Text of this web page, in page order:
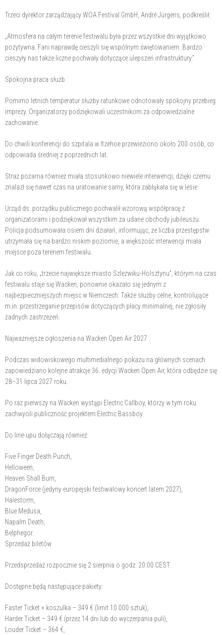
Trzeci dyrektor zarządzający WOA Festival GmbH, André Jürgens, podkreślił:
„Atmosfera na całym terenie festiwalu była przez wszystkie dni wyjątkowo
pozytywna. Fani naprawdę cieszyli się wspólnym świętowaniem. Bardzo
cieszyły nas także liczne pochwały dotyczące ulepszeń infrastruktury.”
Spokojna praca służb
Pomimo letnich temperatur służby ratunkowe odnotowały spokojny przebieg
imprezy. Organizatorzy podziękowali uczestnikom za odpowiedzialne
zachowanie.
Do chwili konferencji do szpitala w Itzehoe przewieziono około 200 osób, co
odpowiada średniej z poprzednich lat.
Straż pożarna również miała stosunkowo niewiele interwencji, dzięki czemu
znalazł się nawet czas na uratowanie sarny, która zabłąkała się w lesie.
Urząd ds. porządku publicznego pochwalił wzorową współpracę z
organizatorami i podziękował wszystkim za udane obchody jubileuszu.
Policja podsumowała osiem dni działań, informując, że liczba przestępstw
utrzymała się na bardzo niskim poziomie, a większość interwencji miała
miejsce poza terenem festiwalu.
Jak co roku, „trzecie największe miasto Szlezwiku-Holsztynu”, którym na czas
festiwalu staje się Wacken, ponownie okazało się jednym z
najbezpieczniejszych miejsc w Niemczech. Także służby celne, kontrolujące
m.in. przestrzeganie przepisów dotyczących płacy minimalnej, nie zgłosiły
żadnych zastrzeżeń.
Najważniejsze ogłoszenia na Wacken Open Air 2027
Podczas widowiskowego multimedialnego pokazu na głównych scenach
zapowiedziano kolejne atrakcje 36. edycji Wacken Open Air, która odbędzie się
28–31 lipca 2027 roku.
Po raz pierwszy na Wacken wystąpi Electric Callboy, którzy w tym roku
zachwycili publiczność projektem Electric Bassboy.
Do line-upu dołączają również:
Five Finger Death Punch,
Helloween,
Heaven Shall Burn,
DragonForce (jedyny europejski festiwalowy koncert latem 2027),
Halestorm,
Blue Medusa,
Napalm Death,
Belphegor.
Sprzedaż biletów
Przedsprzedaż rozpocznie się 2 sierpnia o godz. 20:00 CEST.
Dostępne będą następujące pakiety:
Faster Ticket + koszulka – 349 € (limit 10 000 sztuk),
Harder Ticket – 349 € (przez 14 dni lub do wyczerpania puli),
Louder Ticket – 364 €,